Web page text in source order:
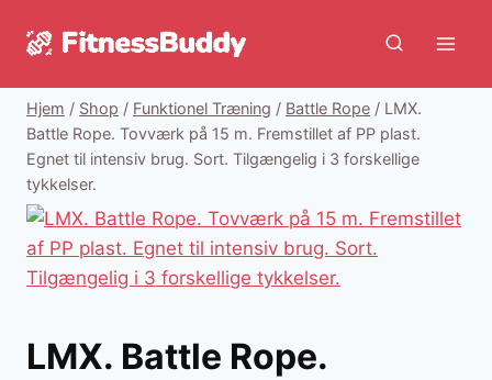
Hjem / Shop / Funktionel Træning / Battle Rope / LMX.
Battle Rope. Tovværk på 15 m. Fremstillet af PP plast.
Egnet til intensiv brug. Sort. Tilgængelig i 3 forskellige
tykkelser.
LMX. Battle Rope.